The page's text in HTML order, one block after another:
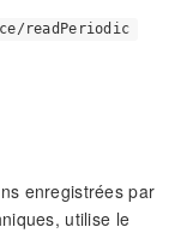
readPeriodic
enregistrées par
utilise le